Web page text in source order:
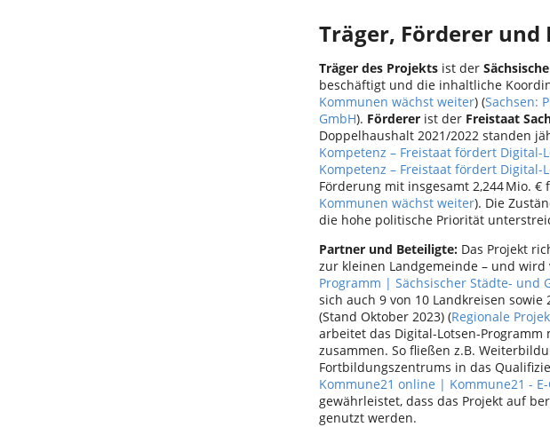
Träger, Förderer und
Träger des Projekts ist der
beschäftigt und die inhaltliche
Kommunen wächst weiter) (Sachsen:
GmbH). Förderer ist der Freistaat
Doppelhaushalt 2021/2022 standen
Kompetenz – Freistaat fördert Digital-
Kompetenz – Freistaat fördert Digital-
Förderung mit insgesamt 2,244 Mio. €
Kommunen wächst weiter). Die
die hohe politische Priorität
Partner und Beteiligte: Das Projekt
zur kleinen Landgemeinde – und
Programm | Sächsischer Städte- und
sich auch 9 von 10 Landkreisen
(Stand Oktober 2023) (Regionale
arbeitet das Digital-Lotsen-
zusammen. So fließen z.B.
Fortbildungszentrums in das
Kommune21 online | Kommune21 -
gewährleistet, dass das Projekt auf
genutzt werden.